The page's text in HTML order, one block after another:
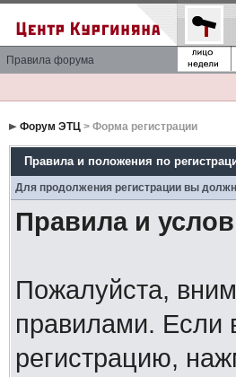
Правила форума
Форум ЭТЦ> Форма регистрации
Правила и положения по
Для продолжения регистрации вы
Правила и
Пожалуйста,
правилами. Если
регистрацию,